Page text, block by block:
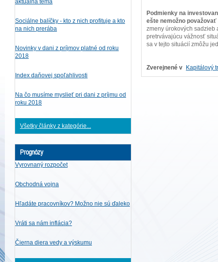
aktuálna téma
Sociálne balíčky - kto z nich profituje a kto
na nich prerába
Novinky v dani z príjmov platné od roku
2018
Index daňovej spoľahlivosti
Na čo musíme myslieť pri dani z príjmu od
roku 2018
Všetky články z kategórie...
Prognózy
Vyrovnaný rozpočet
Obchodná vojna
Hľadáte pracovníkov? Možno nie sú ďaleko
Vráti sa nám inflácia?
Čierna diera vedy a výskumu
Podmienky na
ešte nemožno
zmeny úrokových sadzieb
pretrvávajúcu vážnosť
sa v tejto situácií zmôžu
Zverejnené v Kapitálový